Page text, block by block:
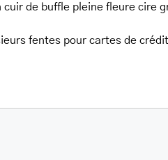
de buffle pleine fleure cire
fentes pour cartes de